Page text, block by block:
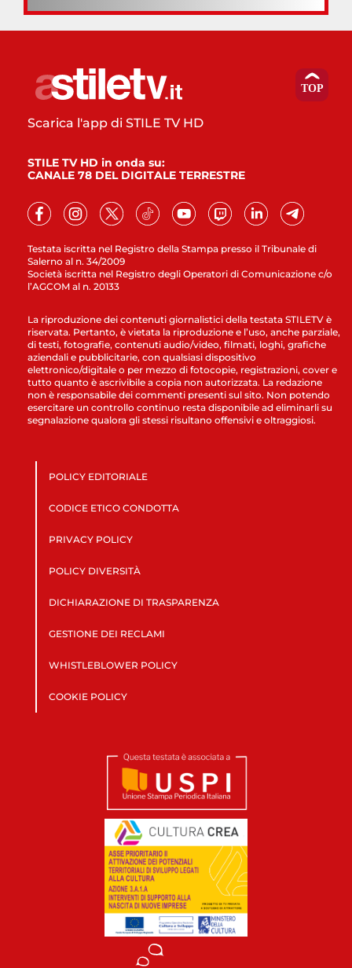
Testata iscritta nel Registro della Stampa presso il Tribunale di
Salerno al n. 34/2009
Società iscritta nel Registro degli Operatori di Comunicazione c/o
l’AGCOM al n. 20133
Scarica l'app di STILE TV HD
STILE TV HD in onda su:
CANALE 78 DEL DIGITALE TERRESTRE
La riproduzione dei contenuti giornalistici della testata STILETV è
riservata. Pertanto, è vietata la riproduzione e l’uso, anche parziale,
di testi, fotografie, contenuti audio/video, filmati, loghi, grafiche
aziendali e pubblicitarie, con qualsiasi dispositivo
elettronico/digitale o per mezzo di fotocopie, registrazioni, cover e
tutto quanto è ascrivibile a copia non autorizzata. La redazione
non è responsabile dei commenti presenti sul sito. Non potendo
esercitare un controllo continuo resta disponibile ad eliminarli su
segnalazione qualora gli stessi risultano offensivi e oltraggiosi.
POLICY EDITORIALE
CODICE ETICO CONDOTTA
PRIVACY POLICY
POLICY DIVERSITÀ
DICHIARAZIONE DI TRASPARENZA
GESTIONE DEI RECLAMI
WHISTLEBLOWER POLICY
COOKIE POLICY